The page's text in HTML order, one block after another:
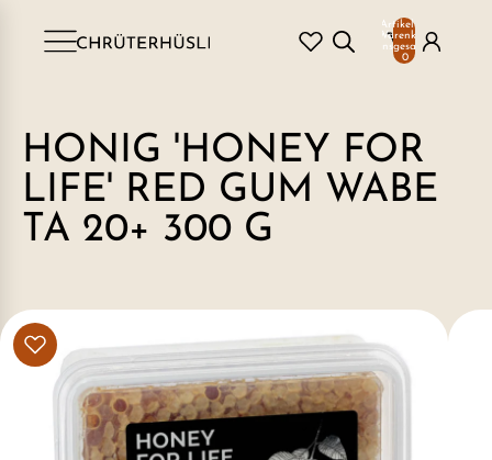
Artikel im
Warenkorb
insgesamt:
0
HONIG 'HONEY FOR
LIFE' RED GUM WABE
TA 20+ 300 G